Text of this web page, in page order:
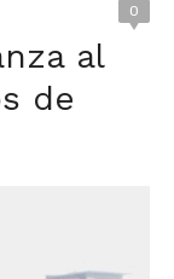
0
al
de